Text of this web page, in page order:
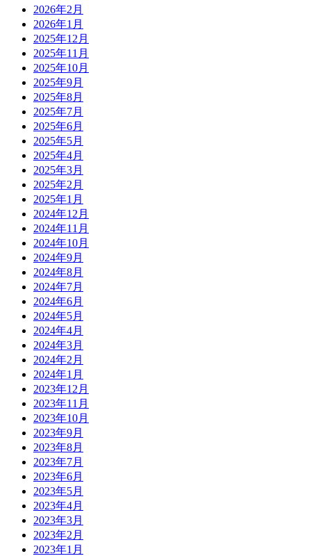
2026年2月
2026年1月
2025年12月
2025年11月
2025年10月
2025年9月
2025年8月
2025年7月
2025年6月
2025年5月
2025年4月
2025年3月
2025年2月
2025年1月
2024年12月
2024年11月
2024年10月
2024年9月
2024年8月
2024年7月
2024年6月
2024年5月
2024年4月
2024年3月
2024年2月
2024年1月
2023年12月
2023年11月
2023年10月
2023年9月
2023年8月
2023年7月
2023年6月
2023年5月
2023年4月
2023年3月
2023年2月
2023年1月